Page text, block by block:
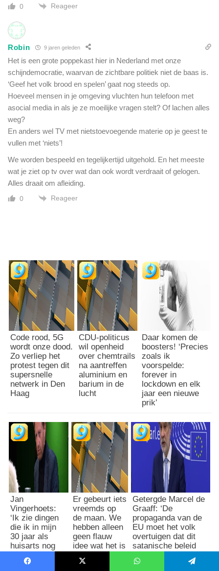
0 Reageer
Robin 9 jaren geleden
Het is een grote poppekast hier in Nederland met onze
schijndemocratie, waarvan de zichtbare politiek niet de baas is.
‘Geef het volk brood en spelen’ gaat nog steeds op.
Hoeveel mensen in je omgeving vluchten hun telefoon met
asocial media in als je ze moeilijke vragen stelt? Of lachen alles
weg?
En anders wel TV met nietstoevoegende materie op je geest te
vullen met ‘niets’!
We worden bespeeld en tegelijkertijd uitgehold. En het meeste
wat je ziet op tv over wat dan ook wordt verdraait of gelogen.
Alles draait om afleiding.
0 Reageer
Code rood, 5G
wordt onze dood.
Zo verliep het
protest tegen dit
supersnelle
netwerk in Den
Haag
CDU-politicus
wil openheid
over chemtrails
na aantreffen
aluminium en
barium in de
lucht
Daar komen de
boosters! ‘Precies
zoals ik
voorspelde:
forever in
lockdown en elk
jaar een nieuwe
prik’
Jan
Vingerhoets:
‘Ik zie dingen
die ik in mijn
30 jaar als
huisarts nog
nooit heb
gezien’
Er gebeurt iets
vreemds op
de maan. We
hebben alleen
geen flauw
idee wat het is
Getergde Marcel de
Graaff: ‘De
propaganda van de
EU moet het volk
overtuigen dat dit
satanische beleid